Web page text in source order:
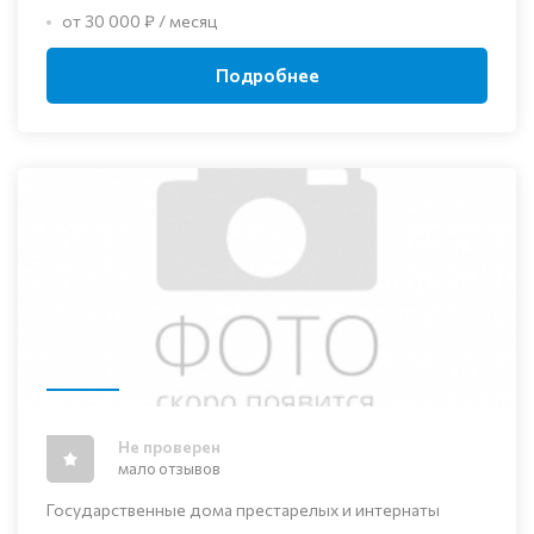
от 30 000 ₽ / месяц
Подробнее
Государственные дома престарелых и интернаты
Не проверен
мало отзывов